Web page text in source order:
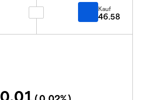
Kauf
46.58
0.01